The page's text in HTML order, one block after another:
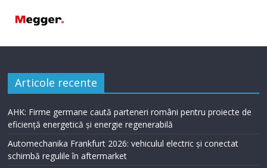
Articole recente
AHK: Firme germane caută parteneri români pentru proiecte de
eficiență energetică și energie regenerabilă
Automechanika Frankfurt 2026: vehiculul electric și conectat
schimbă regulile în aftermarket